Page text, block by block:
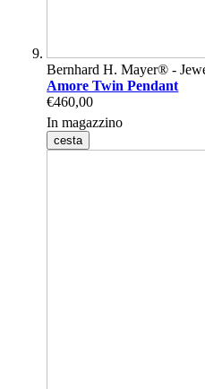
Bernhard H. Mayer® -
Amore Twin Pendant
€460,00
In magazzino
cesta